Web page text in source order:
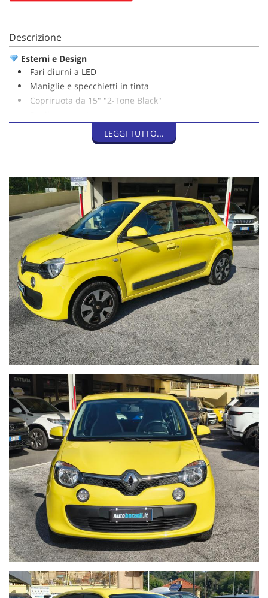
Descrizione
Esterni e Design
Fari diurni a LED
Maniglie e specchietti in tinta
Copriruota da 15" "2-Tone Black"
Interni e Comfort
Sedile conducente regolabile in altezza
Vani portaoggetti "Flexicases"
Alzacristalli anteriori elettrici
Tecnologia e Multimedia
Radio R&GO porta USB e Bluetooth
Supporto Smartphone
Comandi al volante
Sicurezza e Assistenza
Cruise Control
Computer di bordo
Sistema Hill Start Assist
Airbag Frontali, laterali anteriori e a tendina
Controllo pressione pneumatici
Pneumatici 4 stagioni Nuovi
WWW.AUTOBORZOLI.IT
Perché scegliere AUTOBORZOLI?
Sappiamo che l’acquisto di un’auto usata è una questione di
fiducia. Per questo, ogni nostra vettura viene consegnata solo
dopo un rigoroso processo di ripristino:
- Zero Pensieri:Consegniamo l'auto pronta all'uso, evitandoti
inutili soste in officina subito dopo l'acquisto.
- Certificazione Chilometrica:Trasparenza totale. I km sono
certificati in fattura e sottoscritti dal precedente proprietario.
- Igiene Protetta:Interni lavati e sanificati con trattamento
professionale all’ozono e prodotti specifici a base alcolica.
LEGGI TUTTO...